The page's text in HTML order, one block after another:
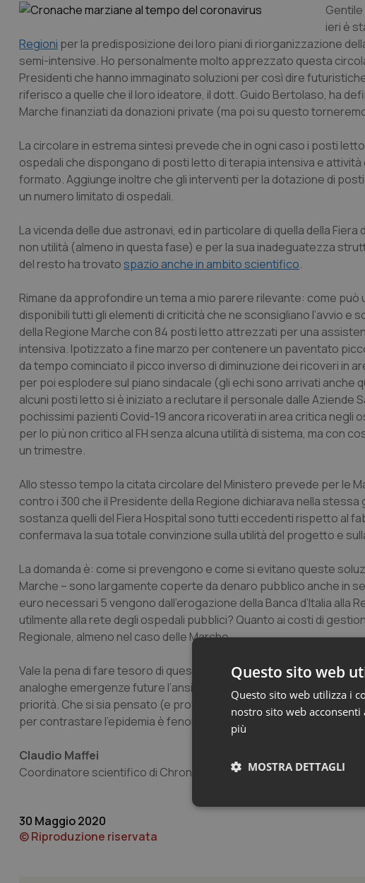
ieri è
Regioni per la predisposizione dei loro piani di riorganizzazione
semi-intensive. Ho personalmente molto apprezzato questa
Presidenti che hanno immaginato soluzioni per così dire
riferisco a quelle che il loro ideatore, il dott. Guido Bertolaso, ha
Marche finanziati da donazioni private (ma poi su questo
La circolare in estrema sintesi prevede che in ogni caso i posti
ospedali che dispongano di posti letto di terapia intensiva e
formato. Aggiunge inoltre che gli interventi per la dotazione di
un numero limitato di ospedali.
La vicenda delle due astronavi, ed in particolare di quella della
non utilità (almeno in questa fase) e per la sua inadeguatezza
del resto ha trovatospazio anche in ambito scientifico.
Rimane da approfondire un tema a mio parere rilevante: come
disponibili tutti gli elementi di criticità che ne sconsigliano l’avvio
della Regione Marche con 84 posti letto attrezzati per una
intensiva. Ipotizzato a fine marzo per contenere un paventato
da tempo cominciato il picco inverso di diminuzione dei ricoveri in
per poi esplodere sul piano sindacale (gli echi sono arrivati anche
alcuni posti letto si è iniziato a reclutare il personale dalle Aziende
pochissimi pazienti Covid-19 ancora ricoverati in area critica negli
per lo più non critico al FH senza alcuna utilità di sistema, ma con
un trimestre.
Allo stesso tempo la citata circolare del Ministero prevede per le
contro i 300 che il Presidente della Regione dichiarava nella
sostanza quelli del Fiera Hospital sono tutti eccedenti rispetto al
confermava la sua totale convinzione sulla utilità del progetto e
La domanda è: come si prevengono e come si evitano queste
Marche – sono largamente coperte da denaro pubblico anche in
euro necessari 5 vengono dall’erogazione della Banca d’Italia
utilmente alla rete degli ospedali pubblici? Quanto ai costi di
Regionale, almeno nel caso delle Marche.
Vale la pena di fare tesoro di queste esperienze sia per decidere
analoghe emergenze future l’ansia di protagonismo della politica
priorità. Che si sia pensato (e provveduto) a costruire astronavi
per contrastare l’epidemia è fenomeno che merita una riflessione di
Claudio Maffei
Coordinatore scientifico di Chronic-on
30 Maggio 2020
© Riproduzione riservata
Questo sito web
Questo sito web utilizza i
nostro sito web
più
MOSTRA DETTAGLI
Necessari